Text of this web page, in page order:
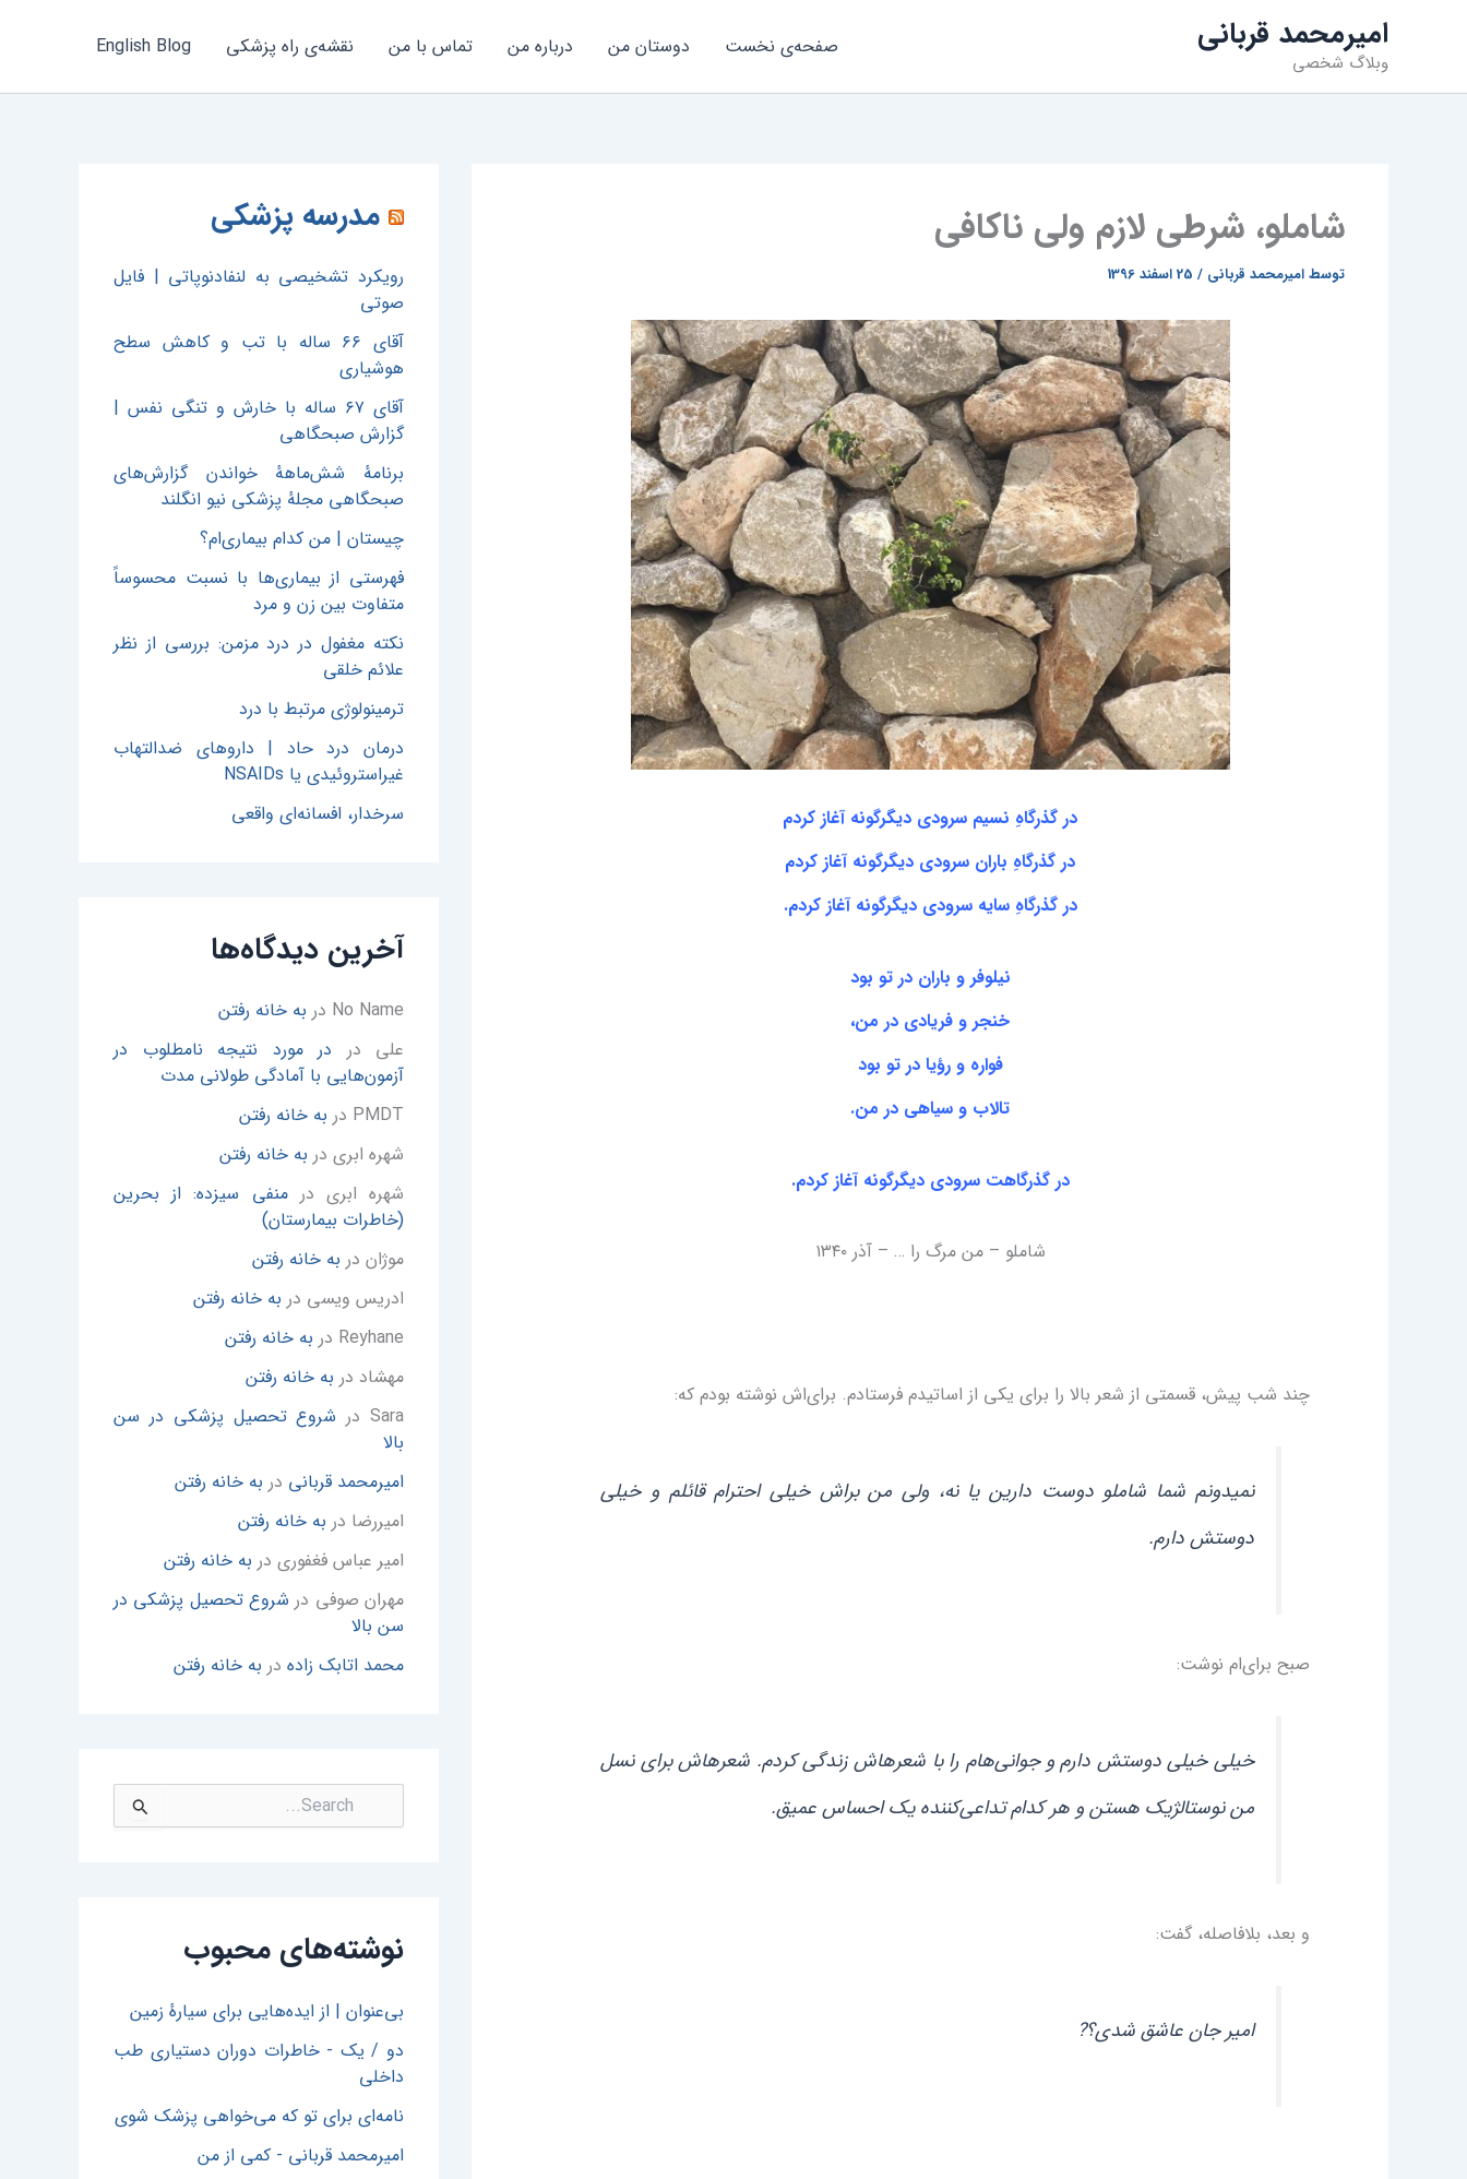
امیرمحمد قربانی
وبلاگ شخصی
صفحه‌ی نخست دوستان من درباره‌ من تماس با من نقشه‌ی راه پزشکی English Blog
شاملو، شرطی لازم ولی ناکافی
توسطامیرمحمد قربانی / 25 اسفند 1396
در گذرگاهِ نسیم سرودی دیگرگونه آغاز کردم
در گذرگاهِ باران سرودی دیگرگونه آغاز کردم
در گذرگاهِ سایه سرودی دیگرگونه آغاز کردم.
نیلوفر و باران در تو بود
خنجر و فریادی در من،
فواره و رؤیا در تو بود
تالاب و سیاهی در من.
در گذرگاهت سرودی دیگرگونه آغاز کردم.
شاملو – من مرگ را … – آذر ۱۳۴۰
چند شب پیش، قسمتی از شعر بالا را برای یکی از اساتیدم فرستادم. برای‌اش نوشته بودم که:
نمیدونم شما شاملو دوست دارین یا نه، ولی من براش خیلی احترام قائلم و خیلی
دوستش دارم.
صبح برای‌ام نوشت:
خیلی خیلی دوستش دارم و جوانی‌هام را با شعرهاش زندگی کردم. شعرهاش برای نسل
من نوستالژیک هستن و هر کدام تداعی‌کننده یک احساس عمیق.
و بعد، بلافاصله، گفت:
امیر جان عاشق شدی؟?
مدرسه پزشکی
رویکرد تشخیصی به لنفادنوپاتی | فایل
صوتی
آقای ۶۶ ساله با تب و کاهش سطح
هوشیاری
آقای ۶۷ ساله با خارش و تنگی نفس |
گزارش صبحگاهی
برنامهٔ شش‌ماههٔ خواندن گزارش‌های
صبحگاهی مجلهٔ پزشکی نیو انگلند
چیستان | من کدام بیماری‌ام؟
فهرستی از بیماری‌ها با نسبت محسوساً
متفاوت بین زن و مرد
نکته مغفول در درد مزمن: بررسی از نظر
علائم خلقی
ترمینولوژی مرتبط با درد
درمان درد حاد | داروهای ضدالتهاب
غیراستروئیدی یا NSAIDs
سرخدار، افسانه‌ای واقعی
آخرین دیدگاه‌ها
No Name در به خانه رفتن
علی در در مورد نتیجه نامطلوب در
آزمون‌هایی با آمادگی طولانی مدت
PMDT در به خانه رفتن
شهره ابری در به خانه رفتن
شهره ابری درمنفی سیزده: از بحرین
(خاطرات بیمارستان)
موژان در به خانه رفتن
ادریس ویسی در به خانه رفتن
Reyhane در به خانه رفتن
مهشاد در به خانه رفتن
Saraدر شروع تحصیل پزشکی در سن
بالا
امیرمحمد قربانی در به خانه رفتن
امیررضا در به خانه رفتن
امیر عباس فغفوری در به خانه رفتن
مهران صوفی در شروع تحصیل پزشکی در
سن بالا
محمد اتابک زاده در به خانه رفتن
نوشته‌های محبوب
بی‌عنوان | از ایده‌هایی برای سیارهٔ زمین
دو / یک - خاطرات دوران دستیاری طب
داخلی
نامه‌ای برای تو که می‌خواهی پزشک شوی
امیرمحمد قربانی - کمی از من